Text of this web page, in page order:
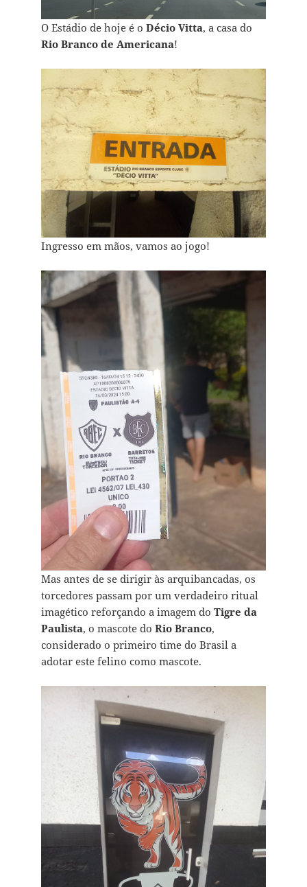
O Estádio de hoje é o Décio Vitta, a casa do
Rio Branco de Americana!
Ingresso em mãos, vamos ao jogo!
Mas antes de se dirigir às arquibancadas, os
torcedores passam por um verdadeiro ritual
imagético reforçando a imagem do Tigre da
Paulista, o mascote do Rio Branco,
considerado o primeiro time do Brasil a
adotar este felino como mascote.